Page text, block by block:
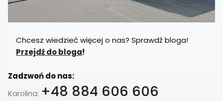
Chcesz wiedzieć więcej o nas? Sprawdź bloga!
Przejdź do bloga!
Zadzwoń do nas:
Karolina: +48 884 606 606